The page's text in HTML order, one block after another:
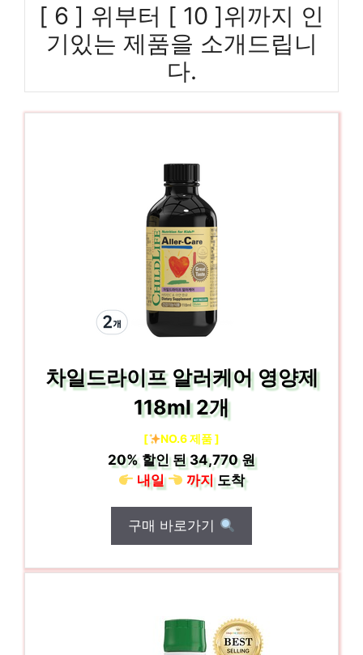
[ 6 ] 위부터 [ 10 ]위까지 인
기있는 제품을 소개드립니
다.
차일드라이프 알러케어 영양제
118ml 2개
[ NO.6 제품 ]
20%할인 된34,770 원
내일
까지도착
구매 바로가기